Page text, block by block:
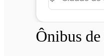
Ônibus de